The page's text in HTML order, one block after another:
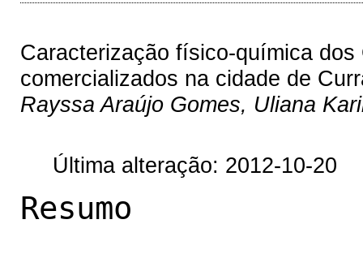
Caracterização físico-química
comercializados na cidade de
Rayssa Araújo Gomes, Uliana
Última alteração: 2012-10-20
Resumo